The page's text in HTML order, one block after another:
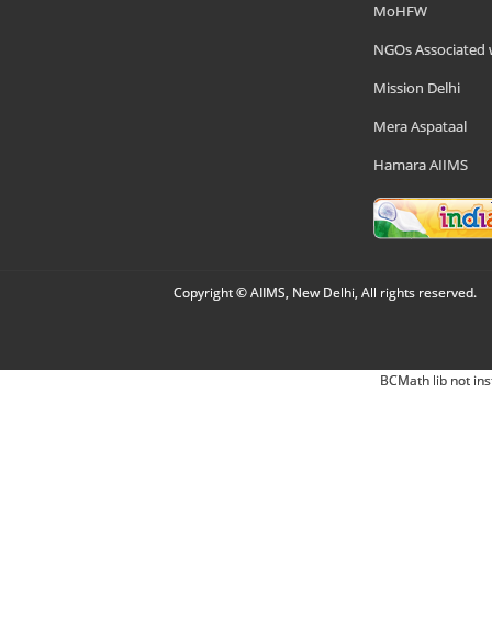
MoHFW
NGOs Associated
Mission Delhi
Mera Aspataal
Hamara AIIMS
Copyright © AIIMS, New Delhi, All rights reserved.
BCMath lib not